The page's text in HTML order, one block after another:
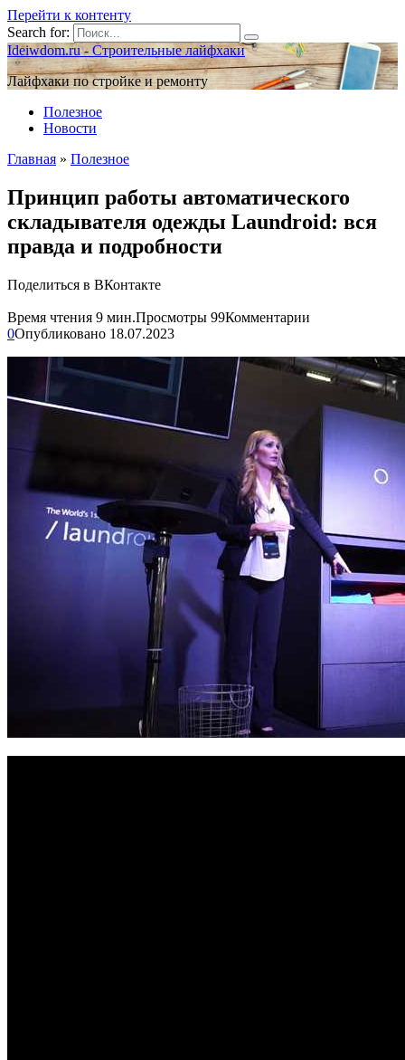
Перейти к контенту
Search for:
Ideiwdom.ru - Строительные лайфхаки
Лайфхаки по стройке и ремонту
Полезное
Новости
Главная » Полезное
Принцип работы автоматического
складывателя одежды Laundroid: вся
правда и подробности
Поделиться в ВКонтакте
Время чтения 9 мин.Просмотры 99Комментарии
0Опубликовано 18.07.2023